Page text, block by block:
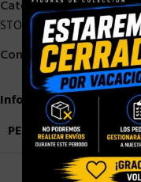
Categorías:HASBRO,
STOCK/DISPONIBLE,
Compartir:
Información adicional
PESO